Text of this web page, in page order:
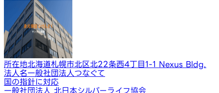
所在地北海道札幌市北区北22条西4丁目1-1 Nexus Bldg.
法人名一般社団法人つなぐて
国の指針に対応
一般社団法人 北日本シルバーライフ協会